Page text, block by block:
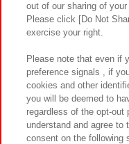
プライバシーポリシー
お取引先さまとと
カスタマーハラスメント対
out of our sharing of
Please click [Do Not
exercise your right.
Please note that even if
preference signals , if
cookies and other
you will be deemed to
regardless of the opt-
understand and agree to
consent on the following